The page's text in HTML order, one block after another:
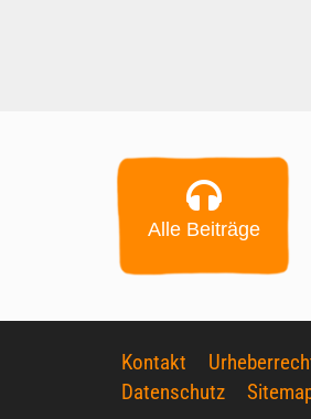
Alle Beiträge
Kontakt
Datenschutz